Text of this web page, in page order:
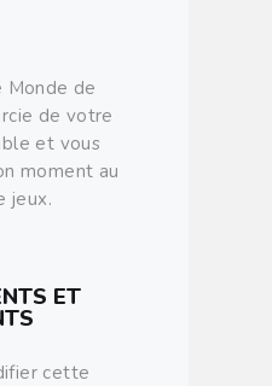
Monde de
de votre
et vous
moment au
jeux.
ET
cette